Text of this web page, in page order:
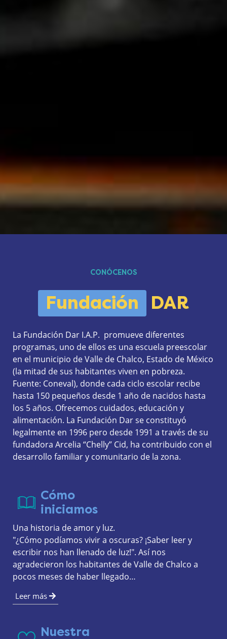
CONÓCENOS
Fundación DAR
La Fundación Dar I.A.P.  promueve diferentes
programas, uno de ellos es una escuela preescolar
en el municipio de Valle de Chalco, Estado de México
(la mitad de sus habitantes viven en pobreza.
Fuente: Coneval), donde cada ciclo escolar recibe
hasta 150 pequeños desde 1 año de nacidos hasta
los 5 años. Ofrecemos cuidados, educación y
alimentación. La Fundación Dar se constituyó
legalmente en 1996 pero desde 1991 a través de su
fundadora Arcelia “Chelly” Cid, ha contribuido con el
desarrollo familiar y comunitario de la zona.
Cómo
iniciamos
Una historia de amor y luz.
"¿Cómo podíamos vivir a oscuras? ¡Saber leer y
escribir nos han llenado de luz!". Así nos
agradecieron los habitantes de Valle de Chalco a
pocos meses de haber llegado…
Leer más
Nuestra